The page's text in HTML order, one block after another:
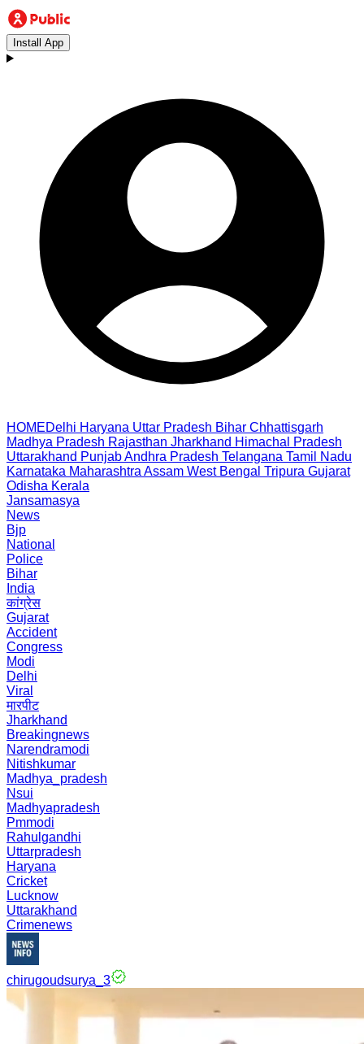
Install App
HOMEDelhi Haryana Uttar Pradesh Bihar Chhattisgarh
Madhya Pradesh Rajasthan Jharkhand Himachal Pradesh
Uttarakhand PunjabAndhra Pradesh Telangana Tamil Nadu
Karnataka Maharashtra Assam West Bengal Tripura Gujarat
Odisha Kerala
Jansamasya
News
Bjp
National
Police
Bihar
India
कांग्रेस
Gujarat
Accident
Congress
Modi
Delhi
Viral
मारपीट
Jharkhand
Breakingnews
Narendramodi
Nitishkumar
Madhya_pradesh
Nsui
Madhyapradesh
Pmmodi
Rahulgandhi
Uttarpradesh
Haryana
Cricket
Lucknow
Uttarakhand
Crimenews
chirugoudsurya_3